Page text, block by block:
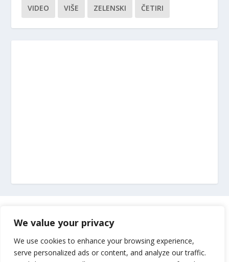
We value your privacy
We use cookies to enhance your browsing experience,
serve personalized ads or content, and analyze our traffic.
VIDEO VIŠE ZELENSKI ČETIRI
Impressum